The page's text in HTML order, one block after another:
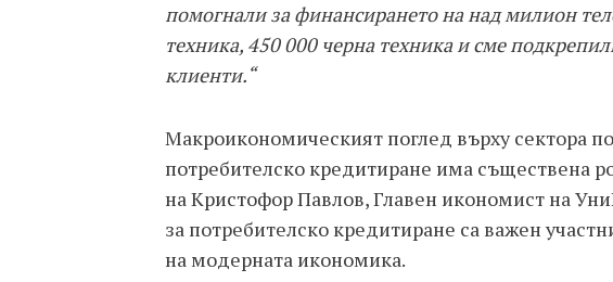
помогнали за финансирането на над милион
техника, 450 000 черна техника и сме
клиенти.“
Макроикономическият поглед върху сектора
потребителско кредитиране има съществена
на Кристофор Павлов, Главен икономист на
за потребителско кредитиране са важен
на модерната икономика.